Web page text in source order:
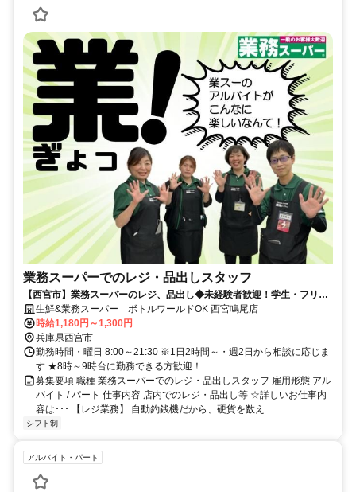
業務スーパーでのレジ・品出しスタッフ
【西宮市】業務スーパーのレジ、品出し◆未経験者歓迎！学生・フリー
ター・主婦（主夫）歓迎！週2日～OK
生鮮&業務スーパー ボトルワールドOK 西宮鳴尾店
時給1,180円～1,300円
兵庫県西宮市
勤務時間・曜日 8:00～21:30 ※1日2時間～・週2日から相談に応じま
す ★8時～9時台に勤務できる方歓迎！
募集要項 職種 業務スーパーでのレジ・品出しスタッフ 雇用形態 アル
バイト / パート 仕事内容 店内でのレジ・品出し等 ☆詳しいお仕事内
容は･･･ 【レジ業務】 自動釣銭機だから、硬貨を数え...
シフト制
アルバイト・パート